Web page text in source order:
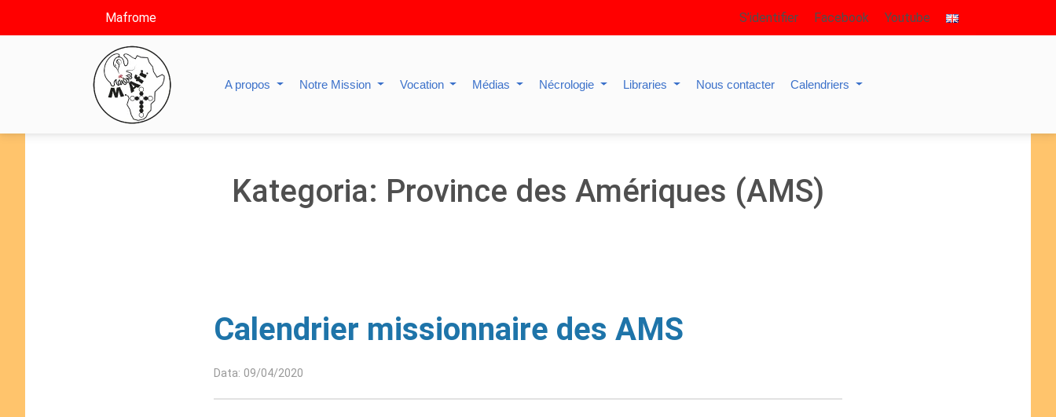
Mafrome S’identifier Facebook Youtube
A propos Notre Mission Vocation Médias Nécrologie Libraries Nous contacter Calendriers
Kategoria: Province des Amériques (AMS)
Calendrier missionnaire des AMS
Data: 09/04/2020